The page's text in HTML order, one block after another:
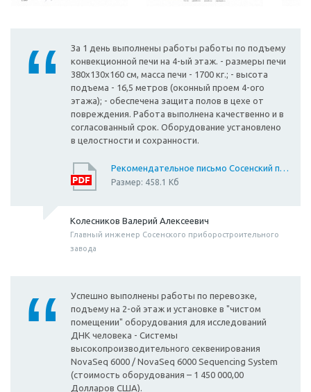
За 1 день выполнены работы работы по подъему
конвекционной печи на 4-ый этаж. - размеры печи
380х130х160 см, масса печи - 1700 кг.; - высота
подъема - 16,5 метров (оконный проем 4-ого
этажа); - обеспечена защита полов в цехе от
повреждения. Работа выполнена качественно и в
согласованный срок. Оборудование установлено
в целостности и сохранности.
Рекомендательное письмо Сосенский приборостроительный завод
Размер: 458.1 Кб
Колесников Валерий Алексеевич
Главный инженер Сосенского приборостроительного
завода
Успешно выполнены работы по перевозке,
подъему на 2-ой этаж и установке в "чистом
помещении" оборудования для исследований
ДНК человека - Системы
высокопроизводительного секвенирования
NovaSeq 6000 / NovaSeq 6000 Sequencing System
(стоимость оборудования – 1 450 000,00
Долларов США).